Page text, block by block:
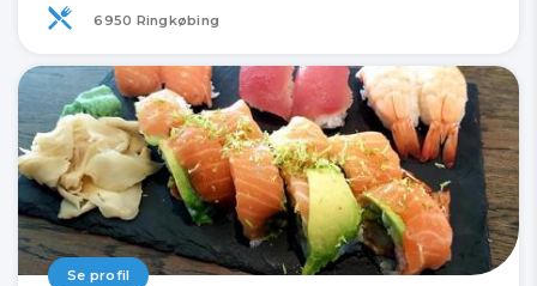
6950 Ringkøbing
Se profil